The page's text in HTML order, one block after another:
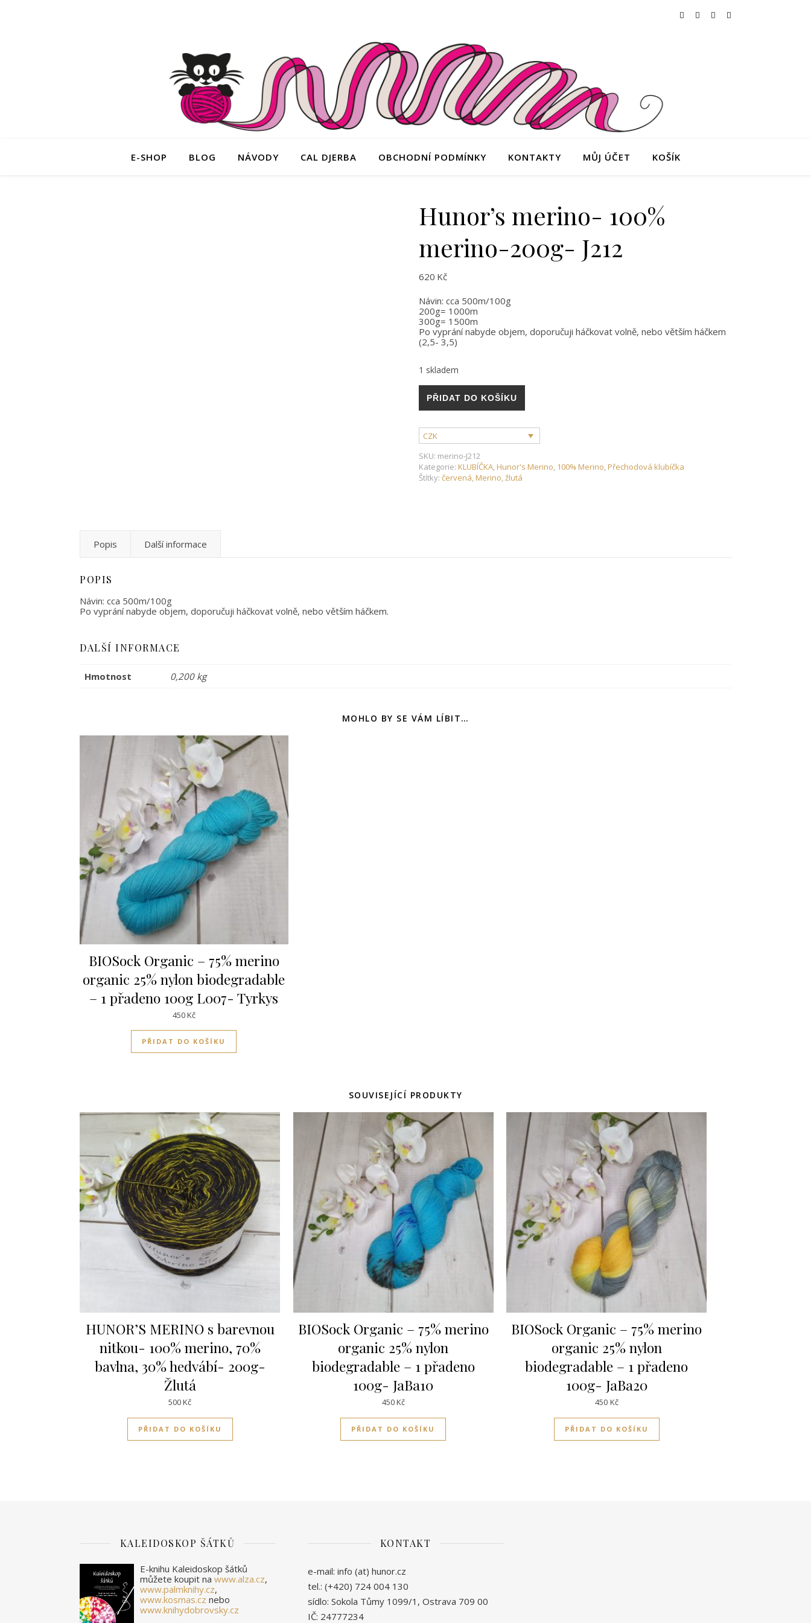
E-SHOP BLOG NÁVODY CAL DJERBA OBCHODNÍ PODMÍNKY KONTAKTY MŮJ ÚČET KOŠÍK
Hunor’s merino- 100%
merino-200g- J212
620 Kč
Návin: cca 500m/100g
200g= 1000m
300g= 1500m
Po vyprání nabyde objem, doporučuji háčkovat volně, nebo větším háčkem
(2,5- 3,5)
1 skladem
PŘIDAT DO KOŠÍKU
CZK
SKU: merino-J212
Kategorie: KLUBÍČKA,Hunor's Merino, 100% Merino,Přechodová klubíčka
Štítky: červená,Merino,žlutá
Popis Další informace
POPIS
Návin: cca 500m/100g
Po vyprání nabyde objem, doporučuji háčkovat volně, nebo větším háčkem.
DALŠÍ INFORMACE
Hmotnost 0,200 kg
MOHLO BY SE VÁM LÍBIT…
BIOSock Organic – 75% merino
organic 25% nylon biodegradable
– 1 přadeno 100g L007- Tyrkys
450Kč
PŘIDAT DO KOŠÍKU
SOUVISEJÍCÍ PRODUKTY
HUNOR’S MERINO s barevnou
nitkou- 100% merino, 70%
bavlna, 30% hedvábí- 200g-
Žlutá
500Kč
PŘIDAT DO KOŠÍKU
BIOSock Organic – 75% merino
organic 25% nylon
biodegradable – 1 přadeno
100g- JaBa10
450Kč
PŘIDAT DO KOŠÍKU
BIOSock Organic – 75% merino
organic 25% nylon
biodegradable – 1 přadeno
100g- JaBa20
450 Kč
PŘIDAT DO KOŠÍKU
KALEIDOSKOP ŠÁTKŮ
E-knihu Kaleidoskop šátků
můžete koupit na www.alza.cz,
www.palmknihy.cz,
www.kosmas.cz nebo
www.knihydobrovsky.cz
KONTAKT
e-mail: info (at) hunor.cz
tel.: (+420) 724 004 130
sídlo: Sokola Tůmy 1099/1, Ostrava 709 00
IČ: 24777234